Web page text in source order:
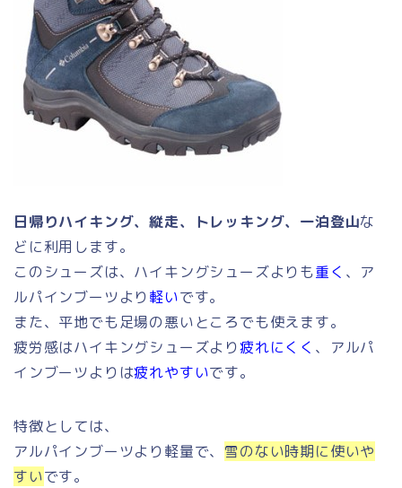
日帰りハイキング、縦走、トレッキング、一泊登山な
どに利用します。
このシューズは、ハイキングシューズよりも重く 、ア
ルパインブーツより軽いです。
また、平地でも足場の悪いところでも使えます。
疲労感はハイキングシューズより疲れにくく 、アルパ
インブーツよりは疲れやすいです。
特徴としては、
アルパインブーツより軽量で、 雪のない時期に使いや
すいです。